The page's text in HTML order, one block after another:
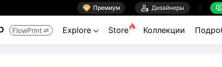
 Премиум  Дизайнеры
FlowPrint  Explore  Store Коллекции